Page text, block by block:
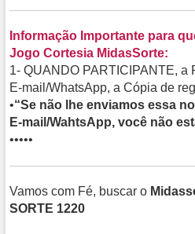
Informação Importante para
Jogo Cortesia MidasSorte:
1- QUANDO PARTICIPANTE, a
E-mail/WhatsApp, a Cópia de
•“Se não lhe enviamos essa
E-mail/WahtsApp, você não
•••••
Vamos com Fé, buscar o
SORTE 1220